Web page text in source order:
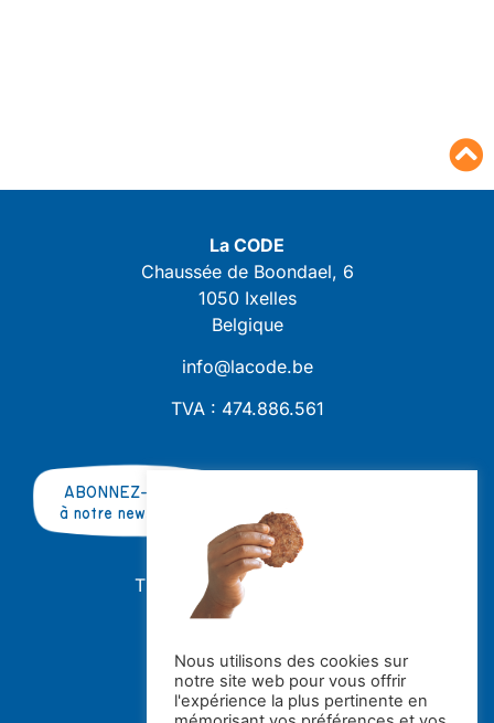
La CODE
Chaussée de Boondael, 6
1050 Ixelles
Belgique
info@lacode.be
TVA : 474.886.561
ABONNEZ-VOUS
à notre newsletter
TRAVAILLER AVEC NOUS ?
STAGES
Avec le soutien de la
Nous utilisons des cookies sur
notre site web pour vous offrir
l'expérience la plus pertinente en